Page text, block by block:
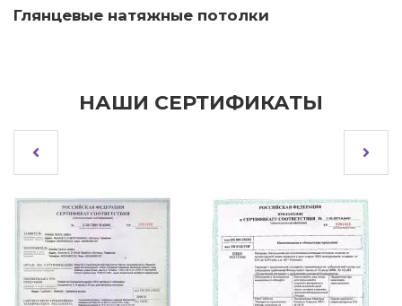
Глянцевые натяжные потолки
НАШИ СЕРТИФИКАТЫ